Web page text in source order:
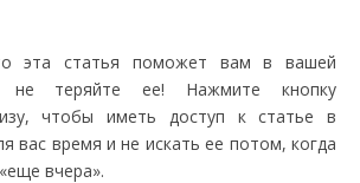
эта статья поможет вам в вашей
не теряйте ее! Нажмите кнопку
чтобы иметь доступ к статье в
вас время и не искать ее потом, когда
вчера».